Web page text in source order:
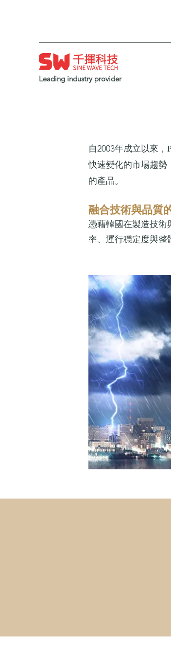
Leading industry provider
自2003年成立以來，
快速變化的市場趨勢
的產品。
融合技術與品質
憑藉韓國在製造技術
率、運行穩定度與整